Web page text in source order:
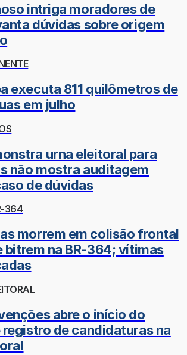
intriga moradores de
dúvidas sobre origem
executa 811 quilômetros de
em julho
urna eleitoral para
não mostra auditagem
de dúvidas
364
morrem em colisão frontal
bitrem na BR-364; vítimas
abre o início do
de candidaturas na